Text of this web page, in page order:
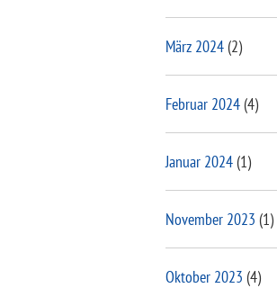
März 2024(2)
Februar 2024(4)
Januar 2024(1)
November 2023 (1)
Oktober 2023 (4)